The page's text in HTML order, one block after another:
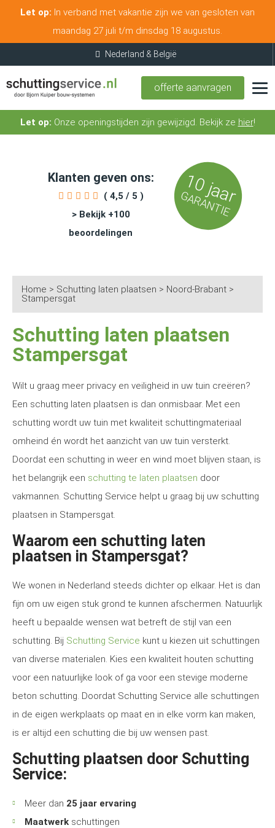
Let op: In verband met vakantie zijn we van gesloten van
maandag 27 juli t/m dinsdag 18 augustus.
offerte aanvragen
Let op: Onze openingstijden zijn gewijzigd. Bekijk ze hier!
Klanten geven ons:
( 4,5 / 5 )
> Bekijk +100
beoordelingen
10 jaar
GARANTIE
Home > Schutting laten plaatsen > Noord-Brabant >
Stampersgat
Schutting laten plaatsen
Stampersgat
Wilt u graag meer privacy en veiligheid in uw tuin creëren?
Een schutting laten plaatsen is dan onmisbaar. Met een
schutting wordt uw tuin met kwaliteit schuttingmateriaal
omheind én wordt het aanzicht van uw tuin versterkt.
Doordat een schutting in weer en wind moet blijven staan, is
het belangrijk een schutting te laten plaatsen door
vakmannen. Schutting Service helpt u graag bij uw schutting
plaatsen in Stampersgat.
Waarom een schutting laten
plaatsen in Stampersgat?
We wonen in Nederland steeds dichter op elkaar. Het is dan
fijn om uw eigen stuk grond te kunnen afschermen. Natuurlijk
heeft u bepaalde wensen wat betreft de stijl van een
schutting. Bij Schutting Service kunt u kiezen uit schuttingen
van diverse materialen. Kies een kwaliteit houten schutting
voor een natuurlijke look of ga voor een stevige moderne
beton schutting. Doordat Schutting Service alle schuttingen
in de eigen werkplaats op maat en in elke vorm kan maken,
is er altijd een schutting die bij uw wensen past.
Schutting plaatsen door Schutting
Service:
Meer dan 25 jaar ervaring
Maatwerk schuttingen